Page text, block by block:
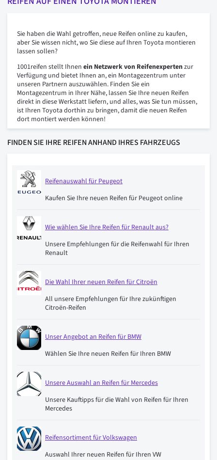
Sie haben die Wahl getroffen, neue Reifen online zu kaufen,
aber Sie wissen nicht, wo Sie diese auf Ihren Toyota montieren
lassen sollen?
1001reifen stellt Ihnen ein Netzwerk von Reifenexpertenzur
Verfügung und bietet Ihnen an, ein Montagezentrum unter
unseren Partnern auszuwählen. Finden Sie ein
Montagezentrum in Ihrer Nähe, lassen Sie Ihre neuen Reifen
direkt in diese Werkstatt liefern, und alles, was Sie tun müssen,
ist Ihren Toyota dorthin zu bringen, damit die neuen Reifen
dort montiert werden können!
FINDEN SIE IHRE REIFEN ANHAND IHRES FAHRZEUGS
Reifenauswahl für Peugeot
Kaufen Sie Ihre neuen Reifen für Peugeot online
Wie wählen Sie Ihre Reifen für Renault aus?
Unsere Empfehlungen für die Reifenwahl für Ihren
Renault
Die Wahl Ihrer neuen Reifen für Citroën
All unsere Empfehlungen für Ihre zukünftigen
Citroën-Reifen
Unser Angebot an Reifen für BMW
Wählen Sie Ihre neuen Reifen für Ihren BMW
Unsere Auswahl an Reifen für Mercedes
Unsere Kauftipps für die Wahl von Reifen für Ihren
Mercedes
Reifensortiment für Volkswagen
Auswahl Ihrer neuen Reifen für Ihren VW